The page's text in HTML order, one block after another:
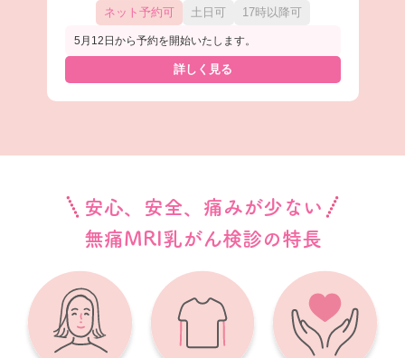
ネット予約可
土日可 17時以降可
5月12日から予約を開始いたします。
詳しく見る
安心、安全、痛みが少ない
無痛MRI乳がん検診の特長